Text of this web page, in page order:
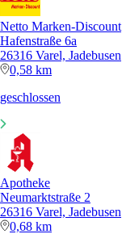
Netto Marken-Discount
Hafenstraße 6a
26316 Varel, Jadebusen
0,58 km
geschlossen
Apotheke
Neumarktstraße 2
26316 Varel, Jadebusen
0,68 km